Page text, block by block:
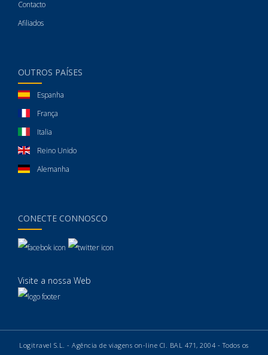
Contacto
Afiliados
OUTROS PAÍSES
Espanha
França
Italia
Reino Unido
Alemanha
CONECTE CONNOSCO
Visite a nossa Web
Logitravel S.L. - Agência de viagens on-line CI. BAL 471, 2004 - Todos os